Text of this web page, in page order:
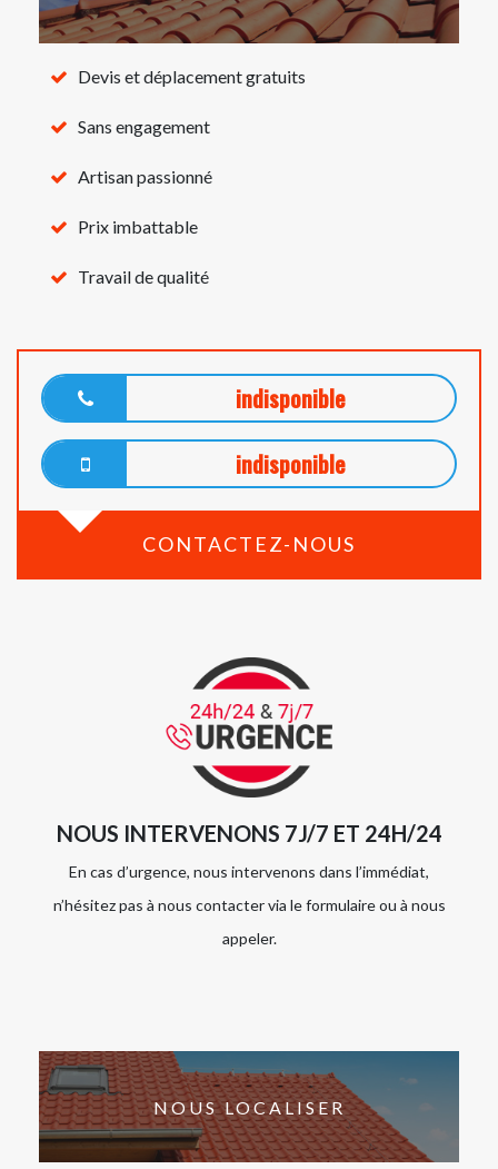
Devis et déplacement gratuits
Sans engagement
Artisan passionné
Prix imbattable
Travail de qualité
indisponible
indisponible
CONTACTEZ-NOUS
NOUS INTERVENONS 7J/7 ET 24H/24
En cas d’urgence, nous intervenons dans l’immédiat,
n’hésitez pas à nous contacter via le formulaire ou à nous
appeler.
NOUS LOCALISER